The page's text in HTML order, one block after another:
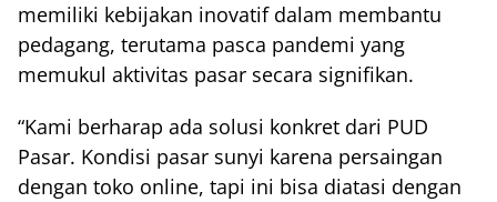
memiliki kebijakan inovatif dalam membantu
pedagang, terutama pasca pandemi yang
memukul aktivitas pasar secara signifikan.
“Kami berharap ada solusi konkret dari PUD
Pasar. Kondisi pasar sunyi karena persaingan
dengan toko online, tapi ini bisa diatasi dengan